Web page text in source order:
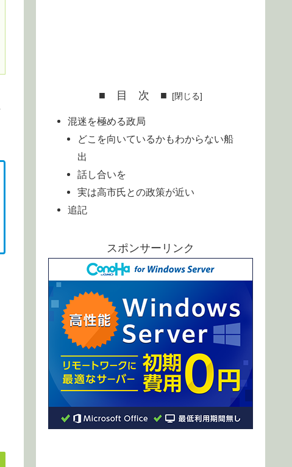
■ 目 次 ■
混迷を極める政局
どこを向いているかもわからない船
出
話し合いを
実は高市氏との政策が近い
追記
スポンサーリンク